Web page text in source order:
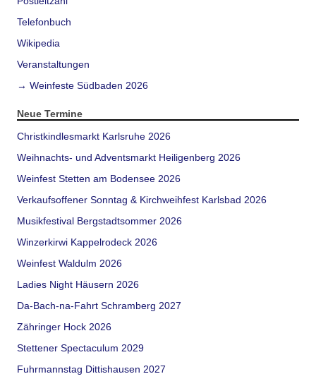
Telefonbuch
Wikipedia
Veranstaltungen
→ Weinfeste Südbaden 2026
Neue Termine
Christkindlesmarkt Karlsruhe 2026
Weihnachts- und Adventsmarkt Heiligenberg 2026
Weinfest Stetten am Bodensee 2026
Verkaufsoffener Sonntag & Kirchweihfest Karlsbad 2026
Musikfestival Bergstadtsommer 2026
Winzerkirwi Kappelrodeck 2026
Weinfest Waldulm 2026
Ladies Night Häusern 2026
Da-Bach-na-Fahrt Schramberg 2027
Zähringer Hock 2026
Stettener Spectaculum 2029
Fuhrmannstag Dittishausen 2027